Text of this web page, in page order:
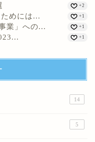
+2
めには... +1
業」への... +1
+1
14
5